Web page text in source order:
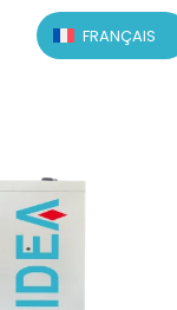
FRANÇAIS